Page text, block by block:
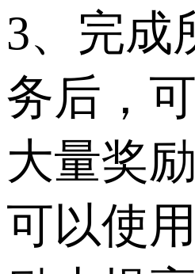
3、完成
务后，
大量奖
可以使